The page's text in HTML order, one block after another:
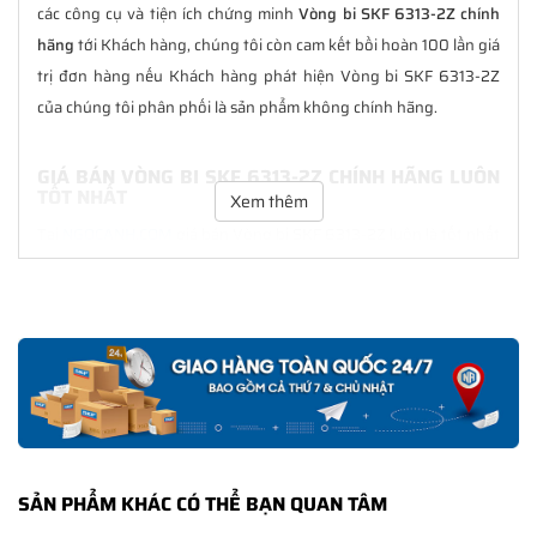
các công cụ và tiện ích chứng minhVòng bi SKF 6313-2Z chính
hãngtới Khách hàng, chúng tôi còn cam kết bồi hoàn 100 lần giá
trị đơn hàng nếu Khách hàng phát hiện Vòng bi SKF 6313-2Z
của chúng tôi phân phối là sản phẩm không chính hãng.
GIÁ BÁN VÒNG BI SKF 6313-2Z CHÍNH HÃNG LUÔN
với nhiều ưu đãi kèm theo và các dịch vụ hẫu mãi sau bán hàng.
CHẾ ĐỘ BẢO HÀNH VÒNG BI SKF 6313-2Z CHÍNH
HÃNG
Tất cả các sản phẩm SKF chính hãng doSKF Ngọc Anhphân
phối đều được bảo hành chính hãng theo đúng tiêu chuẩn bảo
hành của nhà sản xuất.
Xem thêm
SẢN PHẨM KHÁC CÓ THỂ BẠN QUAN TÂM